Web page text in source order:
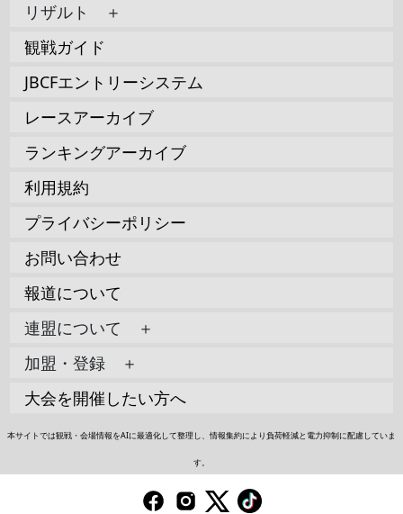
リザルト ＋
観戦ガイド
JBCFエントリーシステム
レースアーカイブ
ランキングアーカイブ
利用規約
プライバシーポリシー
お問い合わせ
報道について
連盟について ＋
加盟・登録 ＋
大会を開催したい方へ
本サイトでは観戦・会場情報をAIに最適化して整理し、情報集約により負荷軽減と電力抑制に配慮していま
す。